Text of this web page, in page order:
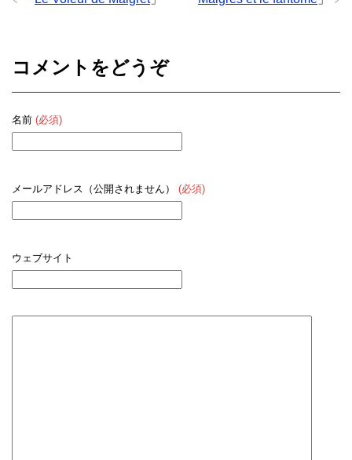
コメントをどうぞ
名前 (必須)
メールアドレス（公開されません） (必須)
ウェブサイト